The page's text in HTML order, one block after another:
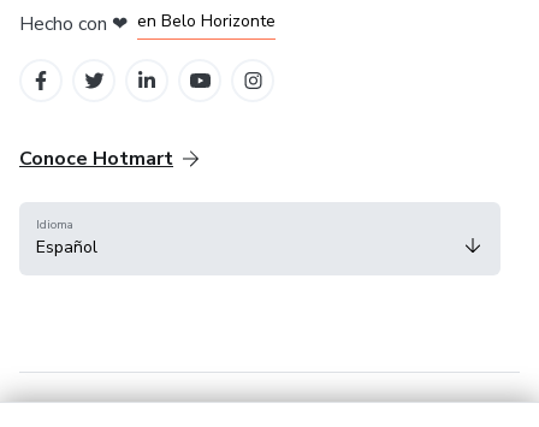
Hecho con ❤ en Belo Horizonte
Conoce Hotmart
Idioma
Español